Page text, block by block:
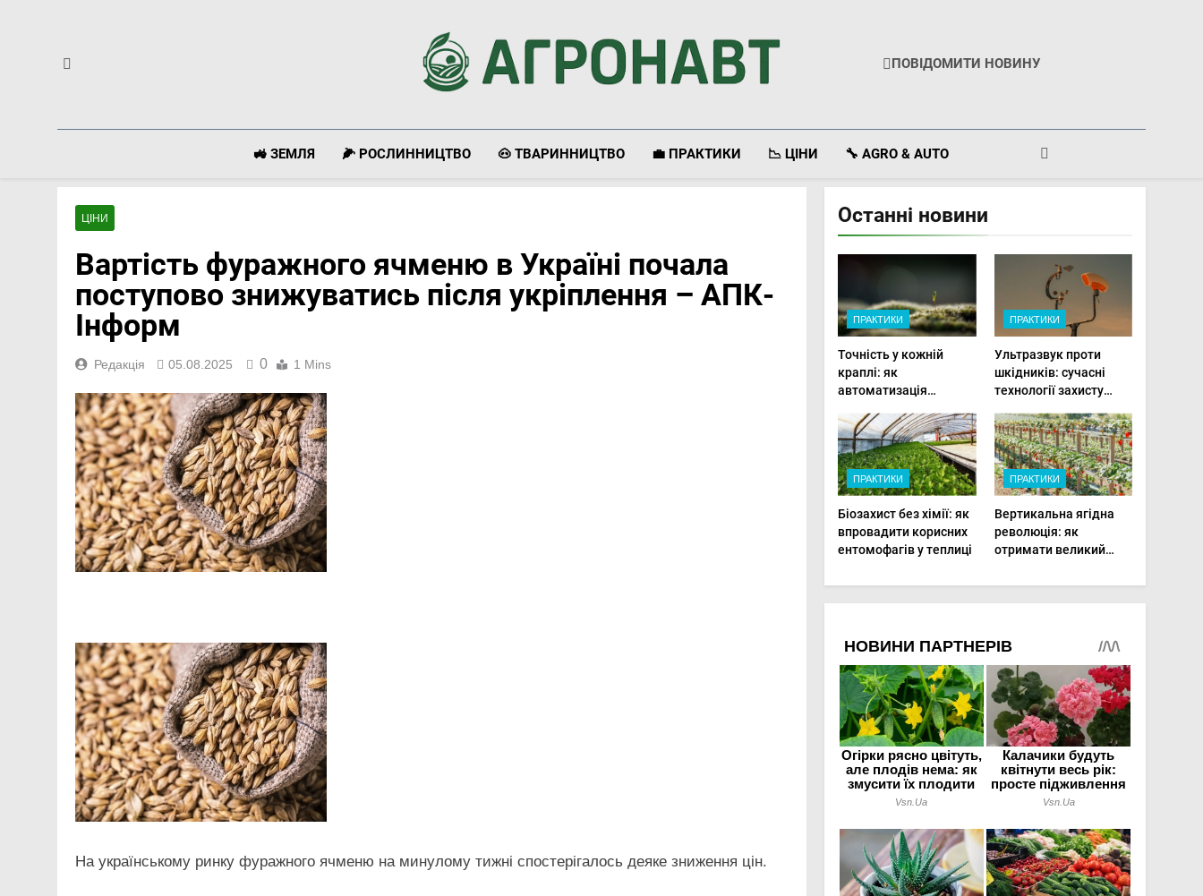
Агронавт
ПОВІДОМИТИ НОВИНУ
🚜 ЗЕМЛЯ 🌽 РОСЛИННИЦТВО 🐽 ТВАРИННИЦТВО 💼 ПРАКТИКИ 📉 ЦІНИ 🔧 AGRO & AUTO
ЦІНИ
Вартість фуражного ячменю в Україні почала
поступово знижуватись після укріплення – АПК-
Інформ
Редакція 05.08.2025 0 1 Mins
Link
На українському ринку фуражного ячменю на минулому тижні спостерігалось деяке зниження цін.
Останні новини
ПРАКТИКИ
Точність у кожній
краплі: як
автоматизація
прибутки малого
фермера
ПРАКТИКИ
Ультразвук проти
шкідників: сучасні
технології захисту
господарствах
ПРАКТИКИ
Біозахист без хімії: як
впровадити корисних
ентомофагів у теплиці
ПРАКТИКИ
Вертикальна ягідна
революція: як
отримати великий
мінімальній площі